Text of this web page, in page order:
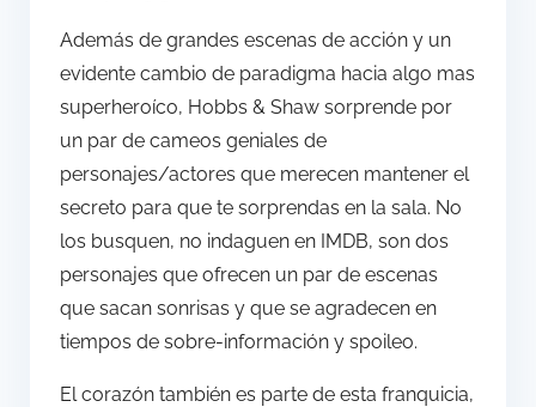
Además de grandes escenas de acción y un
evidente cambio de paradigma hacia algo mas
superheroíco, Hobbs & Shaw sorprende por
un par de cameos geniales de
personajes/actores que merecen mantener el
secreto para que te sorprendas en la sala. No
los busquen, no indaguen en IMDB, son dos
personajes que ofrecen un par de escenas
que sacan sonrisas y que se agradecen en
tiempos de sobre-información y spoileo.
El corazón también es parte de esta franquicia,